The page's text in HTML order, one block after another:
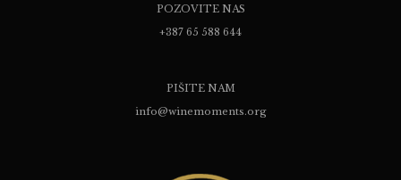
POZOVITE NAS
+387 65 588 644
PIŠITE NAM
info@winemoments.org